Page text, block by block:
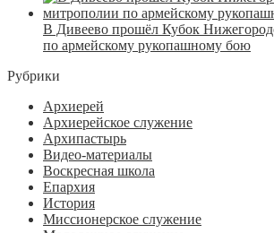
В Дивеево прошёл Кубок
по армейскому рукопашному бою
Рубрики
Архиерей
Архиерейское служение
Архипастырь
Видео-материалы
Воскресная школа
Епархия
История
Миссионерское служение